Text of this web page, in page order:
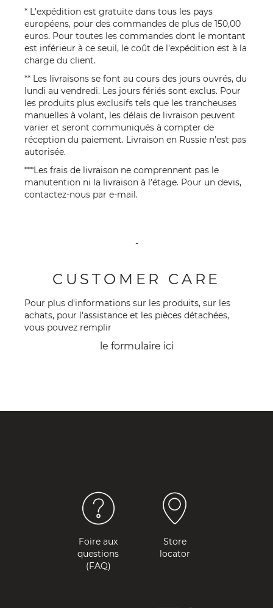
* L'expédition est gratuite dans tous les pays
européens, pour des commandes de plus de 150,00
euros. Pour toutes les commandes dont le montant
est inférieur à ce seuil, le coût de l'expédition est à la
charge du client.
** Les livraisons se font au cours des jours ouvrés, du
lundi au vendredi. Les jours fériés sont exclus. Pour
les produits plus exclusifs tels que les trancheuses
manuelles à volant, les délais de livraison peuvent
varier et seront communiqués à compter de
réception du paiement. Livraison en Russie n'est pas
autorisée.
***Les frais de livraison ne comprennent pas le
manutention ni la livraison à l’étage. Pour un devis,
contactez-nous par e-mail .
-
CUSTOMER CARE
Pour plus d'informations sur les produits, sur les
achats, pour l'assistance et les pièces détachées,
vous pouvez remplir
le formulaire ici
Foire aux
questions
(FAQ)
Store
locator